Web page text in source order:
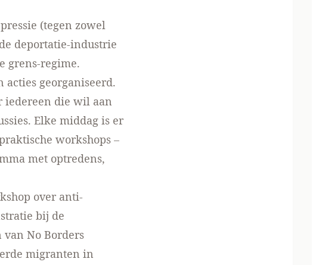
(tegen zowel
deportatie-industrie
grens-regime.
acties georganiseerd.
iedereen die wil aan
Elke middag is er
workshops –
met optredens,
over anti-
bij de
van No Borders
migranten in